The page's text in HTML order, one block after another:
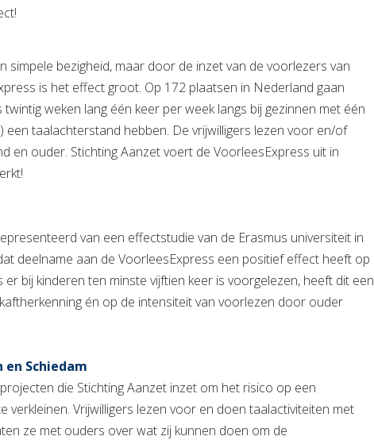
simpele bezigheid, maar door de inzet van de voorlezers van
is het effect groot. Op 172 plaatsen in Nederland gaan
weken lang één keer per week langs bij gezinnen met één
taalachterstand hebben. De vrijwilligers lezen voor en/of
en ouder. Stichting Aanzet voert de VoorleesExpress uit in
van een effectstudie van de Erasmus universiteit in
deelname aan de VoorleesExpress een positief effect heeft op
er bij kinderen ten minste vijftien keer is voorgelezen, heeft dit een
én op de intensiteit van voorlezen door ouder
en Schiedam
die Stichting Aanzet inzet om het risico op een
verkleinen. Vrijwilligers lezen voor en doen taalactiviteiten met
ze met ouders over wat zij kunnen doen om de